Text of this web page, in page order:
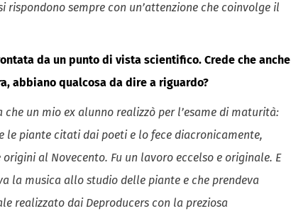
sempre con un’attenzione che coinvolge il
da un punto di vista scientifico. Crede che anche
abbiano qualcosa da dire a riguardo?
un mio ex alunno realizzò per l’esame di maturità:
piante citati dai poeti e lo fece diacronicamente,
al Novecento. Fu un lavoro eccelso e originale. E
la musica allo studio delle piante e che prendeva
realizzato dai Deproducers con la preziosa